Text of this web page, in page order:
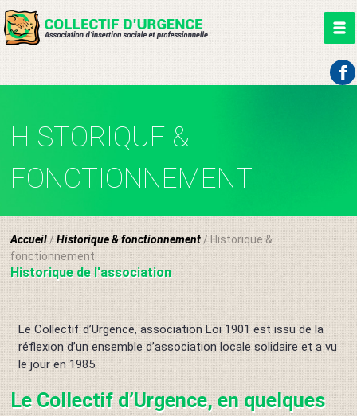
contenu
HISTORIQUE &
FONCTIONNEMENT
Accueil/Historique & fonctionnement / Historique &
fonctionnement
Historique de l'association
Le Collectif d’Urgence, association Loi 1901 est issu de la
réflexion d’un ensemble d’association locale solidaire et a vu
le jour en 1985.
Le Collectif d’Urgence, en quelques